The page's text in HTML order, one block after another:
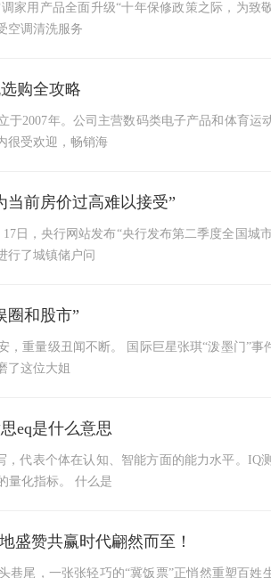
家用产品全面升级“十年保修政策之际，为致
空调清洗服务
购全攻略
于2007年。公司主营数码类电子产品和体育
很受欢迎，畅销海
当前房价过高难以接受”
日，央行网站发布“央行发布第二季度全国城
行了城镇储户问
圈和股市”
，重量级丑闻不断。 国际巨星张琪“泼墨门”事
了这位大姐
eq是什么意思
代表个体在认知、智能方面的能力水平。IQ
量化指标。 什么是
盛赞共赢时代翩然而至！
巷尾，一张张轻巧的“冀饭票”正悄然重塑百姓